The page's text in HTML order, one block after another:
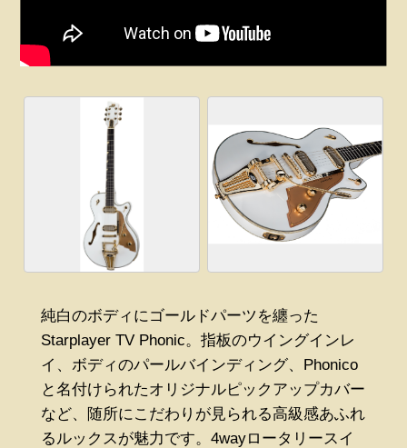
純白のボディにゴールドパーツを纏った
Starplayer TV Phonic。指板のウイングインレ
イ、ボディのパールバインディング、Phonico
と名付けられたオリジナルピックアップカバー
など、随所にこだわりが見られる高級感あふれ
るルックスが魅力です。4wayロータリースイ